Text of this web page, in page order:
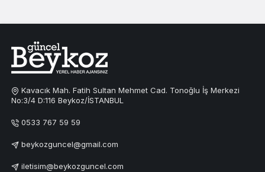
Kavacık Mah. Fatih Sultan Mehmet Cad. Tonoğlu İş Merkezi
No:3/4 D:116 Beykoz/İSTANBUL
0533 767 59 59
beykozguncel@gmail.com
iletisim@beykozguncel.com